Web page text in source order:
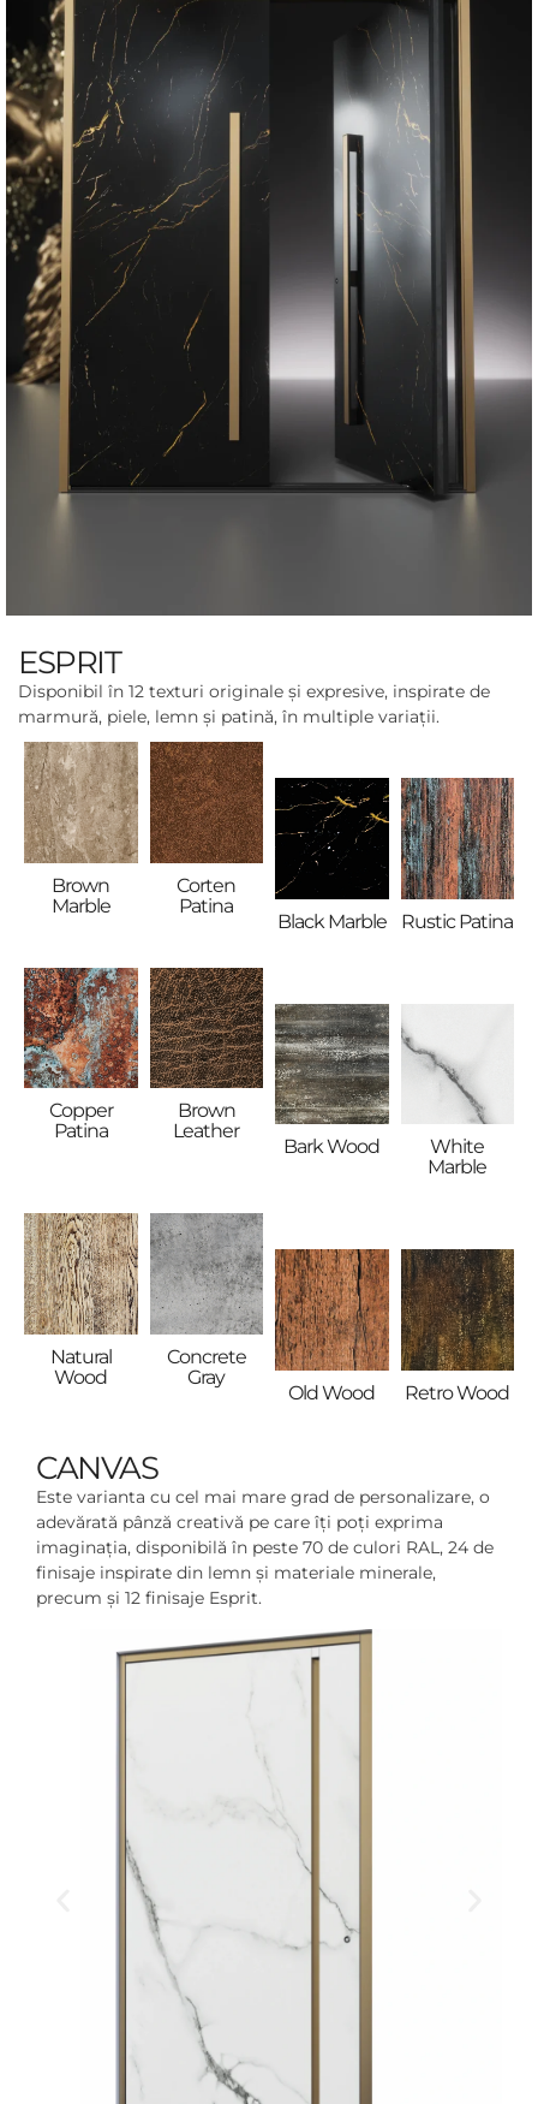
ESPRIT
Disponibil în 12 texturi originale și expresive, inspirate de
marmură, piele, lemn și patină, în multiple variații.
Brown
Marble
Corten
Patina
Black Marble Rustic Patina
Copper
Patina
Brown
Leather
Bark Wood
White
Marble
Natural
Wood
Concrete
Gray
Old Wood Retro Wood
CANVAS
Este varianta cu cel mai mare grad de personalizare, o
adevărată pânză creativă pe care îți poți exprima
imaginația, disponibilă în peste 70 de culori RAL, 24 de
finisaje inspirate din lemn și materiale minerale,
precum și 12 finisaje Esprit.